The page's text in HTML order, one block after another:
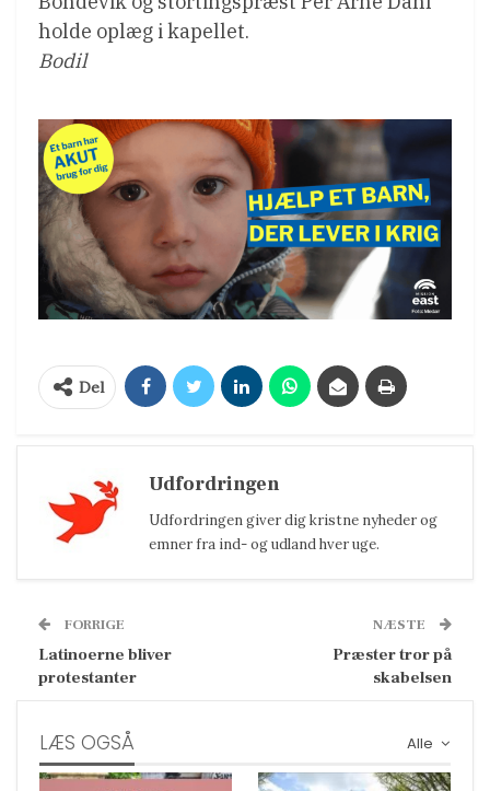
holde oplæg i kapellet.
Bodil
Del
Udfordringen
Udfordringen giver dig kristne nyheder og
emner fra ind- og udland hver uge.
FORRIGE
Latinoerne bliver
protestanter
NÆSTE
Præster tror på
skabelsen
Alle
LÆS OGSÅ